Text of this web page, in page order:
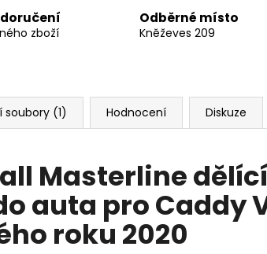
zboží
Odběrné místo
Kněževes 209
soubory (1) Hodnocení Diskuze
Masterline
auta pro Caddy
roku 2020